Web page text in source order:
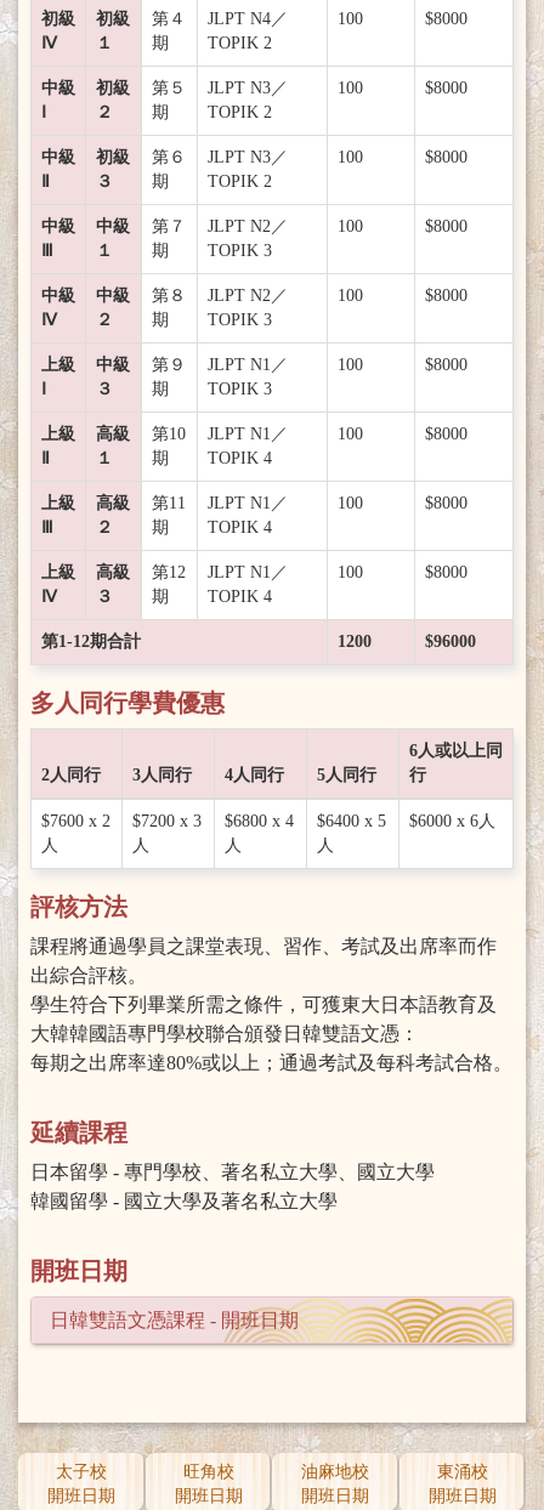
初級
Ⅳ
初級
１
第４
期
JLPT N4／
TOPIK 2
100 $8000
中級
初級
２
第５
期
JLPT N3／
TOPIK 2
100 $8000
中級
初級
３
第６
期
JLPT N3／
TOPIK 2
100 $8000
中級
中級
１
第７
期
JLPT N2／
TOPIK 3
100 $8000
中級
Ⅳ
中級
２
第８
期
JLPT N2／
TOPIK 3
100 $8000
上級
中級
３
第９
期
JLPT N1／
TOPIK 3
100 $8000
上級
高級
１
第10
期
JLPT N1／
TOPIK 4
100 $8000
上級
高級
２
第11
期
JLPT N1／
TOPIK 4
100 $8000
上級
Ⅳ
高級
３
第12
期
JLPT N1／
TOPIK 4
100 $8000
第1-12期合計 1200 $96000
多人同行學費優惠
2人同行 3人同行 4人同行 5人同行
6人或以上同
行
$7600 x 2
人
$7200 x 3
人
$6800 x 4
人
$6400 x 5
人
$6000 x 6人
評核方法
課程將通過學員之課堂表現、習作、考試及出席率而作
出綜合評核。
學生符合下列畢業所需之條件，可獲東大日本語教育及
大韓韓國語專門學校聯合頒發日韓雙語文憑：
每期之出席率達80%或以上；通過考試及每科考試合格。
延續課程
日本留學 - 專門學校、著名私立大學、國立大學
韓國留學 - 國立大學及著名私立大學
開班日期
日韓雙語文憑課程 - 開班日期
太子校
開班日期
旺角校
開班日期
油麻地校
開班日期
東涌校
開班日期